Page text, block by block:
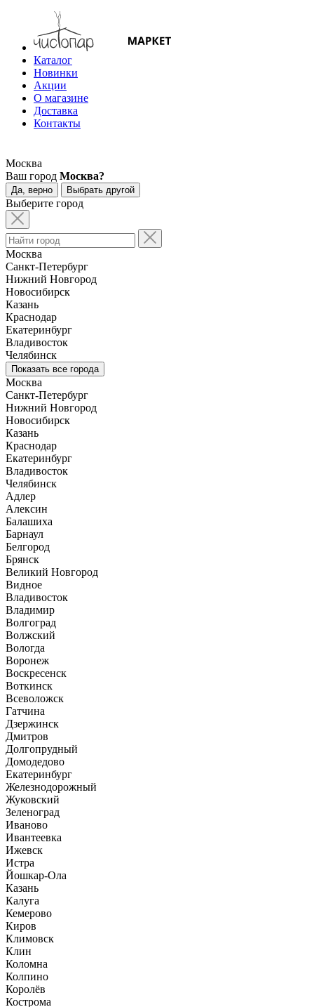
Каталог
Новинки
Акции
О магазине
Доставка
Контакты
Москва
Ваш город Москва?
Да, верно Выбрать другой
Выберите город
Москва
Санкт-Петербург
Нижний Новгород
Новосибирск
Казань
Краснодар
Екатеринбург
Владивосток
Челябинск
Показать все города
Москва
Санкт-Петербург
Нижний Новгород
Новосибирск
Казань
Краснодар
Екатеринбург
Владивосток
Челябинск
Адлер
Алексин
Балашиха
Барнаул
Белгород
Брянск
Великий Новгород
Видное
Владивосток
Владимир
Волгоград
Волжский
Вологда
Воронеж
Воскресенск
Воткинск
Всеволожск
Гатчина
Дзержинск
Дмитров
Долгопрудный
Домодедово
Екатеринбург
Железнодорожный
Жуковский
Зеленоград
Иваново
Ивантеевка
Ижевск
Истра
Йошкар-Ола
Казань
Калуга
Кемерово
Киров
Климовск
Клин
Коломна
Колпино
Королёв
Кострома